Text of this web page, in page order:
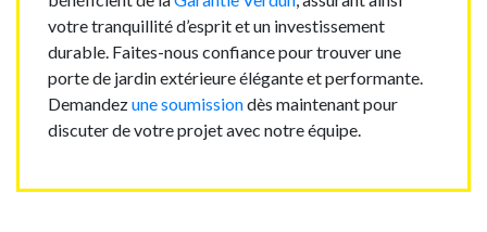
votre tranquillité d’esprit et un investissement
durable. Faites-nous confiance pour trouver une
porte de jardin extérieure élégante et performante.
Demandezune soumissiondès maintenant pour
discuter de votre projet avec notre équipe.